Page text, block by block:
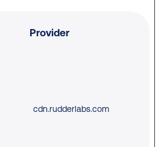
Provider
cdn.rudderlabs.com